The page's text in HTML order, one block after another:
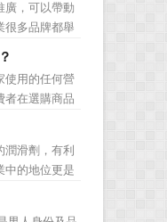
廣，可以帶動
很多品牌都舉
隨着推廣活
怪了。 所
價銷售的口號
使用的任何營
者在選購商品
超值的貨
費者也不免
者對禮品行
滑劑，有利
中的地位更是
企業地位的
是語言難以